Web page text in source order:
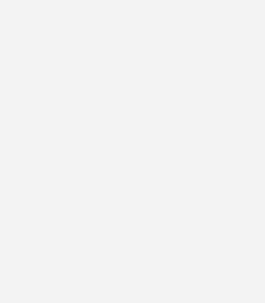
Handel: Best Practices aus EU-
illegalen Handel mit
(HFKW) ein Ende gesetzt